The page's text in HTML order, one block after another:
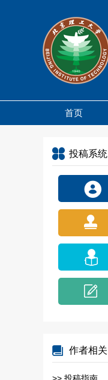
首页
投稿系统
作者相关